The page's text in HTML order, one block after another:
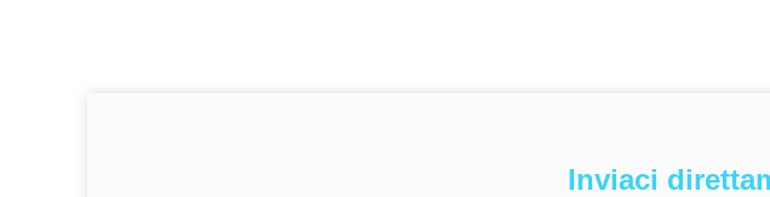
Inviaci